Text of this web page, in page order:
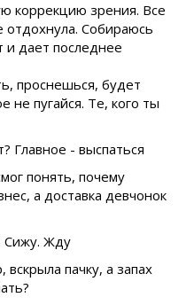
коррекцию зрения. Все
отдохнула. Собираюсь
и дает последнее
проснешься, будет
не пугайся. Те, кого ты
Главное - выспаться
понять, почему
а доставка девчонок
Сижу. Жду
пачку, а запах